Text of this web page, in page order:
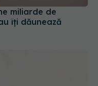
miliarde de
îți dăunează